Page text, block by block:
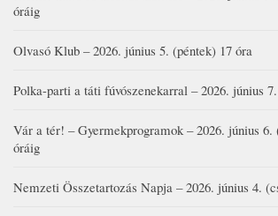
óráig
Olvasó Klub – 2026. június 5. (péntek) 17 óra
Polka-parti a táti fúvószenekarral – 2026. június
Vár a tér! – Gyermekprogramok – 2026. június 6.
óráig
Nemzeti Összetartozás Napja – 2026. június 4.